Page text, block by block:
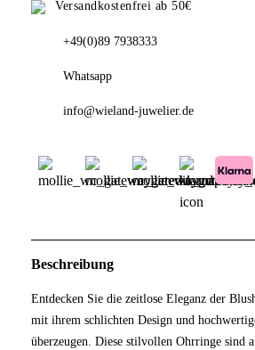
Versandkostenfrei ab 50€
+49(0)89 7938333
Whatsapp
info@wieland-juwelier.de
Beschreibung
Entdecken Sie die zeitlose Eleganz der
mit ihrem schlichten Design und
überzeugen. Diese stilvollen Ohrringe sind